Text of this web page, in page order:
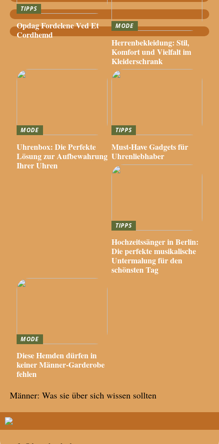
TIPPS
Opdag Fordelene Ved Et
Cordhemd
MODE
Herrenbekleidung: Stil,
Komfort und Vielfalt im
Kleiderschrank
MODE
Uhrenbox: Die Perfekte
Lösung zur Aufbewahrung
Ihrer Uhren
TIPPS
Must-Have Gadgets für
Uhrenliebhaber
TIPPS
Hochzeitssänger in Berlin:
Die perfekte musikalische
Untermalung für den
schönsten Tag
MODE
Diese Hemden dürfen in
keiner Männer-Garderobe
fehlen
Männer: Was sie über sich wissen sollten